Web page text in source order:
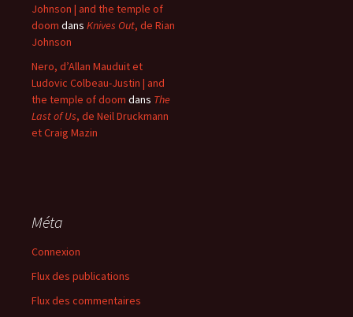
Johnson | and the temple of
doom dans Knives Out, de Rian
Johnson
Nero, d’Allan Mauduit et
Ludovic Colbeau-Justin | and
the temple of doom dans The
Last of Us, de Neil Druckmann
et Craig Mazin
Méta
Connexion
Flux des publications
Flux des commentaires